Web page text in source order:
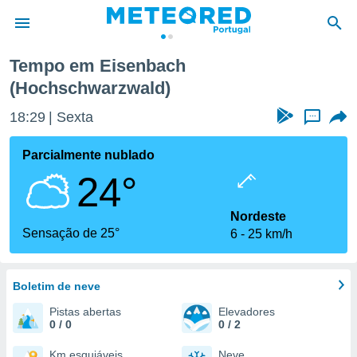
da
foi
para
fornecidas
e
digital
Tempo em Eisenbach
(Hochschwarzwald)
18:29 Sexta ...
Parcialmente nublado
24°
Sensação de 25°
Nordeste
6
25 km/h
Boletim de neve
Pistas abertas
0 / 0
Elevadores
0 / 2